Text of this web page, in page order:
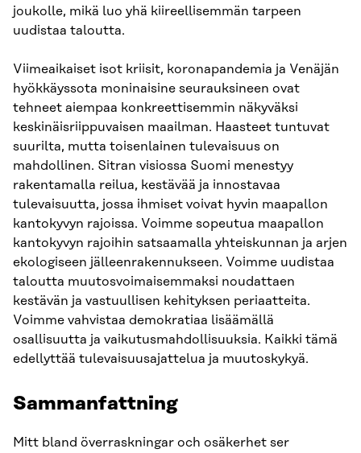
joukolle, mikä luo yhä kiireellisemmän tarpeen
uudistaa taloutta.
Viimeaikaiset isot kriisit, koronapandemia ja Venäjän
hyökkäyssota moninaisine seurauksineen ovat
tehneet aiempaa konkreettisemmin näkyväksi
keskinäisriippuvaisen maailman. Haasteet tuntuvat
suurilta, mutta toisenlainen tulevaisuus on
mahdollinen. Sitran visiossa Suomi menestyy
rakentamalla reilua, kestävää ja innostavaa
tulevaisuutta, jossa ihmiset voivat hyvin maapallon
kantokyvyn rajoissa. Voimme sopeutua maapallon
kantokyvyn rajoihin satsaamalla yhteiskunnan ja arjen
ekologiseen jälleenrakennukseen. Voimme uudistaa
taloutta muutosvoimaisemmaksi noudattaen
kestävän ja vastuullisen kehityksen periaatteita.
Voimme vahvistaa demokratiaa lisäämällä
osallisuutta ja vaikutusmahdollisuuksia. Kaikki tämä
edellyttää tulevaisuusajattelua ja muutoskykyä.
Sammanfattning
Mitt bland överraskningar och osäkerhet ser